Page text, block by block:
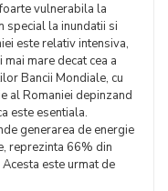
vulnerabila la
special la inundatii si
este relativ intensiva,
mare decat cea a
Bancii Mondiale, cu
al Romaniei depinzand
este esentiala.
generarea de energie
reprezinta 66% din
este urmat de